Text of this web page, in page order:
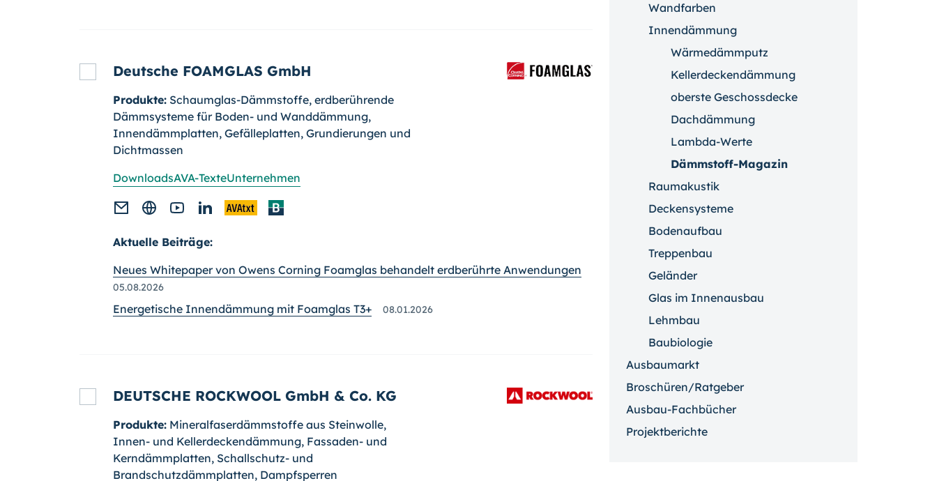
Deutsche FOAMGLAS GmbH
Produkte: Schaumglas-Dämmstoffe, erdberührende
Dämmsysteme für Boden- und Wanddämmung,
Innendämmplatten, Gefälleplatten, Grundierungen und
Dichtmassen
DownloadsAVA-TexteUnternehmen
Aktuelle Beiträge:
Neues Whitepaper von Owens Corning Foamglas behandelt erdberührte Anwendungen
05.08.2026
Energetische Innendämmung mit Foamglas T3+ 08.01.2026
DEUTSCHE ROCKWOOL GmbH & Co. KG
Produkte: Mineralfaserdämmstoffe aus Steinwolle,
Innen- und Keller­deckendämmung, Fassaden- und
Kerndämmplatten, Schall­schutz- und
Brandschutzdämmplatten, Dampfsperren
Wandfarben
Innendämmung
Wärmedämmputz
Kellerdeckendämmung
oberste Geschossdecke
Dachdämmung
Lambda-Werte
Dämmstoff-Magazin
Raumakustik
Deckensysteme
Bodenaufbau
Treppenbau
Geländer
Glas im Innenausbau
Lehmbau
Baubiologie
Ausbaumarkt
Broschüren/Ratgeber
Ausbau-Fachbücher
Projektberichte